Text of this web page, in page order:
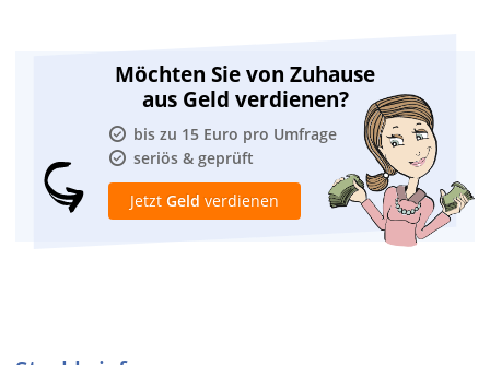
Möchten Sie von Zuhause
aus Geld verdienen?
bis zu 15 Euro pro Umfrage
seriös & geprüft
Jetzt Geld verdienen